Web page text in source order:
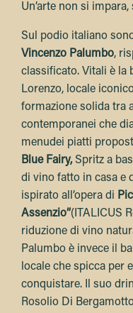
Un’arte non si impara,
Sul podio italiano
Vincenzo Palumbo,
classificato. Vitali è la
Lorenzo, locale
formazione solida tra
contemporanei che
menudei piatti
Blue Fairy,Spritz a
di vino fatto in casa e
ispirato all’opera di
Assenzio”(ITALICUS
riduzione di vino
Palumbo è invece il
locale che spicca per
conquistare. Il suo
Rosolio Di